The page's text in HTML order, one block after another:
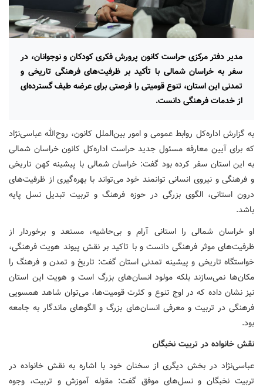
مدیر دفتر مرکزی حراست کانون پرورش فکری کودکان و نوجوانان، در
سفر به خراسان شمالی با تأکید بر ظرفیت‌های فرهنگی تاریخی و
تمدنی این استان، تنوع قومیتی را فرصتی برای عرضه طیف گسترده‌ای
از خدمات فرهنگی دانست.
به گزارش اداره‌کل روابط‌ عمومی و امور بین‌الملل کانون، روح‌الله عباسی‌نژاد
که برای آیین معارفه مسئول جدید حراست اداره‌کل کانون خراسان شمالی
به این استان سفر کرده بود گفت: خراسان شمالی با پیشینه کهن تاریخی
و فرهنگی و نیروی انسانی توانمند خود می‌تواند با بهره‌گیری از ظرفیت‌های
درون استانی، الگوی بزرگی در حوزه فرهنگ و تربیت تبدیل نسل پایه
باشد.
او خراسان شمالی را استانی آرام و بی‌حاشیه، مستعد و برخوردار از
ظرفیت‌های موثر فرهنگی دانست و با تاکید بر نقش پیوند هویت فرهنگی،
خواستگاه تاریخی و پیشینه تمدنی استان گفت: تاریخ و تمدن و فرهنگ را
مکان‌ها نمی‌سازند بلکه مولود انسان‌های بزرگ است و هویت این استان
نیز نشان داده که در اوج تنوع و کثرت قومیت‌ها، می‌توان شاهد همسویی
فرهنگی در تربیت و معرفی انسان‌های بزرگ و الگوهای ماندگار به جامعه
بود.
نقش خانواده در تربیت نخبگان
عباسی‌نژاد در بخش دیگری از سخنان خود با اشاره به نقش خانواده در
تربیت نخبگان و نسل‌های موفق گفت: مقوله آموزش و تربیت، وجوه